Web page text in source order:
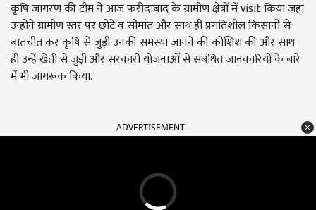
कृषि जागरण की टीम ने आज फरीदाबाद के ग्रामीण क्षेत्रों में visit किया जहां
उन्होंने ग्रामीण स्तर पर छोटे व सीमांत और साथ ही प्रगतिशील किसानों से
बातचीत कर कृषि से जुड़ी उनकी समस्या जानने की कोशिश की और साथ
ही उन्हें खेती से जुड़ी और सरकारी योजनाओं से संबंधित जानकारियों के बारे
में भी जागरूक किया.
ADVERTISEMENT